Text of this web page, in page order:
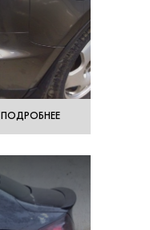
ПОДРОБНЕЕ